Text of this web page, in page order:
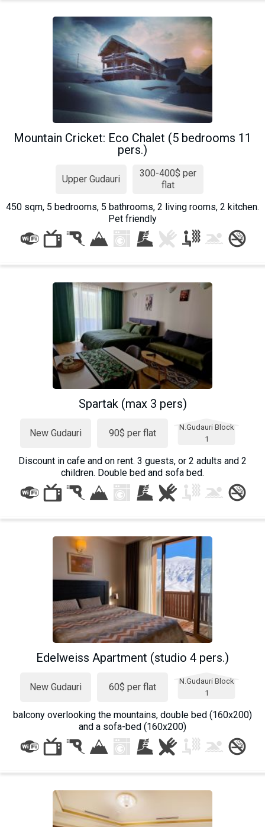
Mountain Cricket: Eco Chalet (5 bedrooms 11
pers.)
Upper Gudauri
300-400$ per
flat
450 sqm, 5 bedrooms, 5 bathrooms, 2 living rooms, 2 kitchen.
Pet friendly
Spartak (max 3 pers)
New Gudauri 90$ per flat
N.Gudauri Block
1
Discount in cafe and on rent. 3 guests, or 2 adults and 2
children. Double bed and sofa bed.
Edelweiss Apartment (studio 4 pers.)
New Gudauri 60$ per flat
N.Gudauri Block
1
balcony overlooking the mountains, double bed (160x200)
and a sofa-bed (160x200)